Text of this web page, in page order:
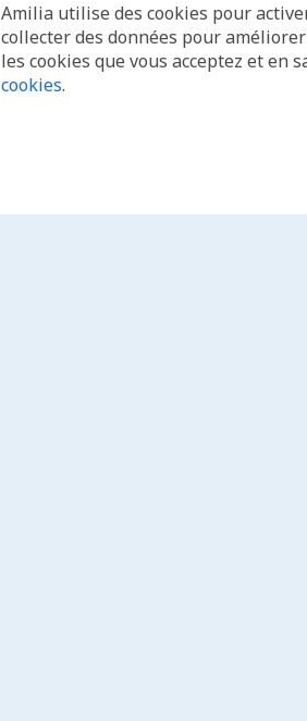
Amilia utilise des cookies pour
collecter des données pour
les cookies que vous acceptez et en
cookies.